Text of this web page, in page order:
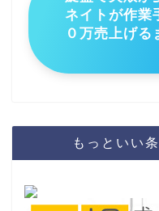
ネイトが作業
０万売上げる
もっといい